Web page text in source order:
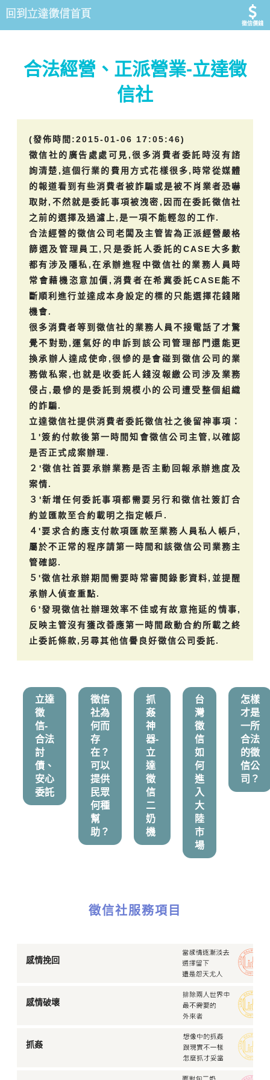
徵信價錢
合法經營、正派營業-立達徵
信社
(發佈時間:2015-01-06 17:05:46)
徵信社的廣告處處可見,很多消費者委託時沒有諮
詢清楚,這個行業的費用方式花樣很多,時常從媒體
的報道看到有些消費者被詐騙或是被不肖業者恐嚇
取財,不然就是委託事項被洩密,因而在委託徵信社
之前的選擇及過濾上,是一項不能輕忽的工作.
合法經營的徵信公司老闆及主管皆為正派經營嚴格
篩選及管理員工,只是委託人委託的CASE大多數
都有涉及隱私,在承辦進程中徵信社的業務人員時
常會藉機恣意加價,消費者在希冀委託CASE能不
斷順利進行並達成本身設定的標的只能選擇花錢賭
機會.
很多消費者等到徵信社的業務人員不接電話了才驚
覺不對勁,運氣好的申訴到該公司管理部門還能更
換承辦人達成使命,很慘的是會碰到徵信公司的業
務做私案,也就是收委託人錢沒報繳公司涉及業務
侵占,最慘的是委託到規模小的公司遭受整個組織
的詐騙.
立達徵信社提供消費者委託徵信社之後留神事項：
１'簽約付款後第一時間知會徵信公司主管,以確認
是否正式成案辦理.
２'徵信社首要承辦業務是否主動回報承辦進度及
案情.
３'新增任何委託事項都需要另行和徵信社簽訂合
約並匯款至合約載明之指定帳戶.
４'要求合約應支付款項匯款至業務人員私人帳戶,
屬於不正常的程序請第一時間和該徵信公司業務主
管確認.
５'徵信社承辦期間需要時常審閱錄影資料,並提醒
承辦人偵查重點.
６'發現徵信社辦理效率不佳或有故意拖延的情事,
反映主管沒有獲改善應第一時間啟動合約所載之終
止委託條款,另尋其他信譽良好徵信公司委託.
立達
徵
信-
合法
討
債、
安心
委託
徵信
社為
何而
存
在？
可以
提供
民眾
何種
幫
助？
抓
姦
神
器-
立
達
徵
信
二
奶
機
台
灣
徵
信
如
何
進
入
大
陸
市
場
怎樣
才是
一所
合法
的徵
信公
司？
徵信社服務項目
感情挽回
感情破壞
抓姦